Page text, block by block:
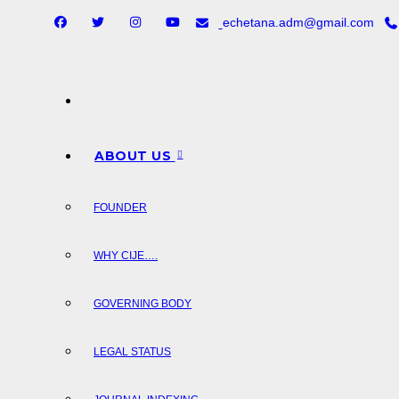
echetana.adm@gmail.com
ABOUT US
FOUNDER
WHY CIJE….
GOVERNING BODY
LEGAL STATUS